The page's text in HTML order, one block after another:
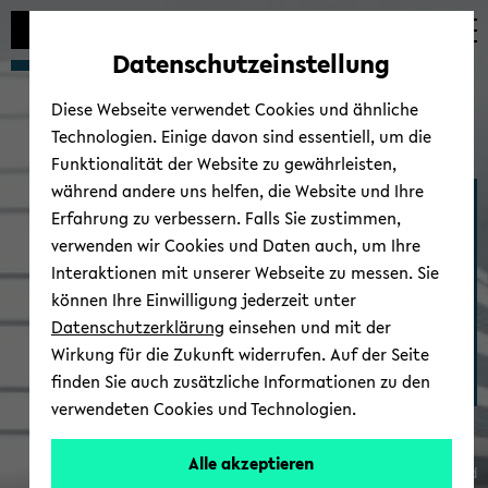
Automatische
vermeiden
zum
wechseln
zum
wechseln
zum
wechseln
Bio­sta­tis­tik und Me­di­zi­ni­
sche Bio­me­trie
© Uni­ver­si­tät Bie­le­feld
Datenschutzeinstellung
Diese Webseite verwendet Cookies und ähnliche
Technologien. Einige davon sind essentiell, um die
Funktionalität der Website zu gewährleisten,
während andere uns helfen, die Website und Ihre
Erfahrung zu verbessern. Falls Sie zustimmen,
verwenden wir Cookies und Daten auch, um Ihre
Interaktionen mit unserer Webseite zu messen. Sie
können Ihre Einwilligung jederzeit unter
Datenschutzerklärung einsehen und mit der
Wirkung für die Zukunft widerrufen. Auf der Seite
finden Sie auch zusätzliche Informationen zu den
verwendeten Cookies und Technologien.
Alle akzeptieren